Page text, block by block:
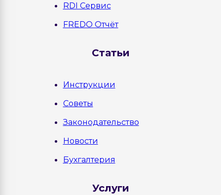
RDI Сервис
FREDO Отчёт
Статьи
Инструкции
Советы
Законодательство
Новости
Бухгалтерия
Услуги